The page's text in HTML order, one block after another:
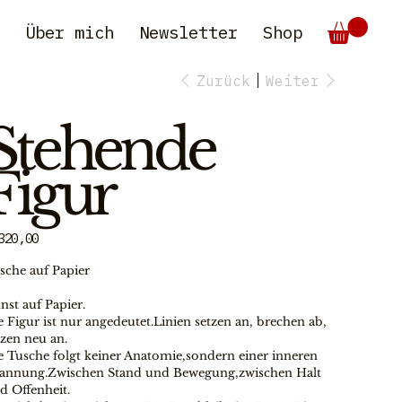
Über mich Newsletter Shop
Zurück Weiter
auf Papier
auf Papier.
Figur ist nur angedeutet.Linien setzen an, brechen ab,
neu an.
Tusche folgt keiner Anatomie,sondern einer inneren
Stand und Bewegung,zwischen Halt
Offenheit.